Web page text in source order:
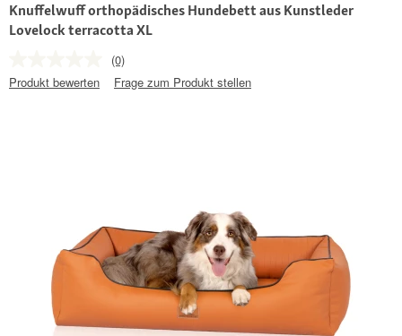
Knuffelwuff orthopädisches Hundebett aus Kunstleder
Lovelock terracotta XL
(0)
Produkt bewerten
Frage zum Produkt stellen